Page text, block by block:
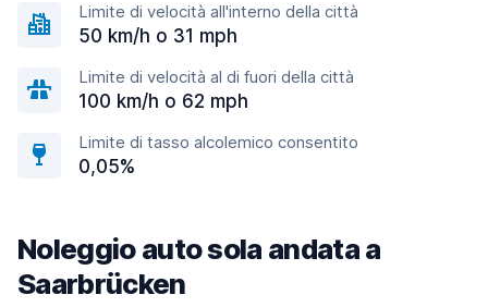
Limite di velocità all'interno della città
50 km/h o 31 mph
Limite di velocità al di fuori della città
100 km/h o 62 mph
Limite di tasso alcolemico consentito
0,05%
Noleggio auto sola andata a
Saarbrücken